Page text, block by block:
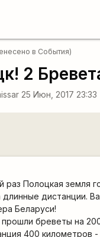
в События)
2
25 Июн, 2017 23:33
раз Полоцкая земля
длинные дистанции.
Беларуси!
бреветы на
400 километров